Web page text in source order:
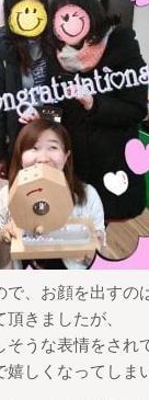
で、お顔を出すの
きましたが、
そうな表情をされ
嬉しくなってしま